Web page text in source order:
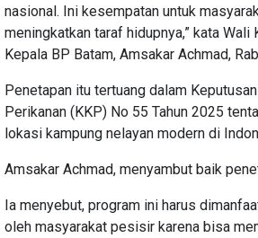
nasional. Ini kesempatan untuk
meningkatkan taraf hidupnya,” kata
Kepala BP Batam, Amsakar Achmad,
Penetapan itu tertuang dalam
Perikanan (KKP) No 55 Tahun 2025
lokasi kampung nelayan modern di
Amsakar Achmad, menyambut baik
Ia menyebut, program ini harus
oleh masyarakat pesisir karena bisa